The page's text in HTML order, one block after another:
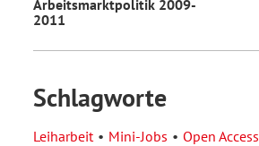
Arbeitsmarktpolitik 2009-
2011
Schlagworte
Leiharbeit Mini-Jobs
Open Access